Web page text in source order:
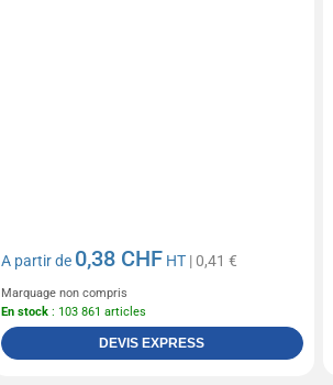
A partir de 0,38 CHF HT | 0,41 €
Marquage non compris
En stock : 103 861 articles
DEVIS EXPRESS